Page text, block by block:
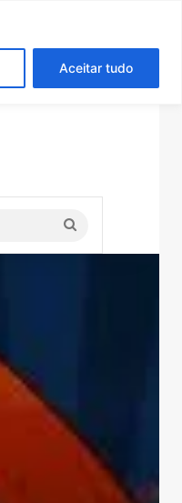
Aceitar tudo
por